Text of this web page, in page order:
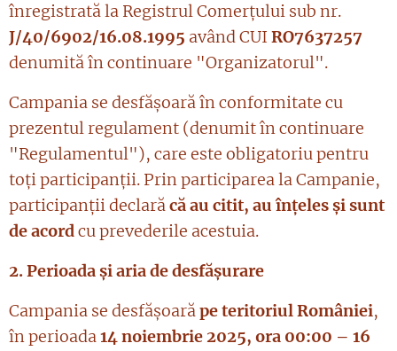
înregistrată la Registrul Comerțului sub nr.
J/40/6902/16.08.1995 având CUI RO7637257
denumită în continuare "Organizatorul".
Campania se desfășoară în conformitate cu
prezentul regulament (denumit în continuare
"Regulamentul"), care este obligatoriu pentru
toți participanții. Prin participarea la Campanie,
participanții declarăcă au citit, au înțeles și sunt
de acordcu prevederile acestuia.
2. Perioada și aria de desfășurare
Campania se desfășoarăpeteritoriul României,
în perioada14 noiembrie 2025, ora 00:00 – 16